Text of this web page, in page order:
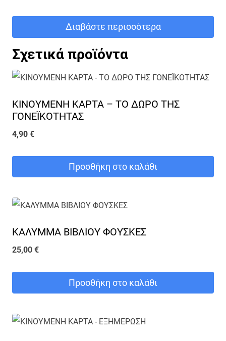
Διαβάστε περισσότερα
Σχετικά προϊόντα
ΚΙΝΟΥΜΕΝΗ ΚΑΡΤΑ – ΤΟ ΔΩΡΟ ΤΗΣ
ΓΟΝΕΪΚΟΤΗΤΑΣ
4,90 €
Προσθήκη στο καλάθι
ΚΑΛΥΜΜΑ ΒΙΒΛΙΟΥ ΦΟΥΣΚΕΣ
25,00 €
Προσθήκη στο καλάθι